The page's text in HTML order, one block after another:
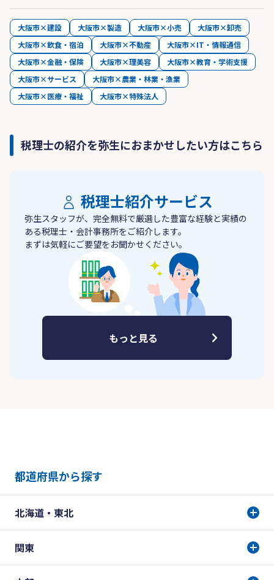
大阪市×建設 大阪市×製造 大阪市×小売
大阪市×卸売
大阪市×飲食・宿泊
大阪市×不動産
大阪市×IT・情報通信
大阪市×金融・保険
大阪市×理美容
大阪市×教育・学術支援
大阪市×サービス
大阪市×農業・林業・漁業
大阪市×医療・福祉
大阪市×特殊法人
税理士の紹介を弥生におまかせしたい方はこちら
税理士紹介サービス
弥生スタッフが、完全無料で厳選した豊富な経験と実績の
ある税理士・会計事務所をご紹介します。
まずは気軽にご要望をお聞かせください。
もっと見る
都道府県から探す
北海道・東北
関東